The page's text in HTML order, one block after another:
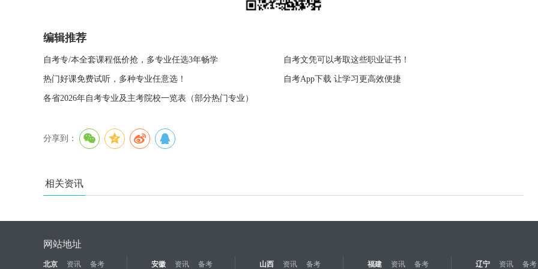
编辑推荐
自考专/本全套课程低价抢，多专业任选3年畅学 自考文凭可以考取这些职业证书！
热门好课免费试听，多种专业任意选！ 自考App下载 让学习更高效便捷
各省2026年自考专业及主考院校一览表（部分热门专业）
分享到：
相关资讯
网站地址
北京 资讯 备考 安徽 资讯 备考 山西 资讯 备考 福建 资讯 备考 辽宁 资讯 备考